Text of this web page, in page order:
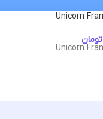
تومان